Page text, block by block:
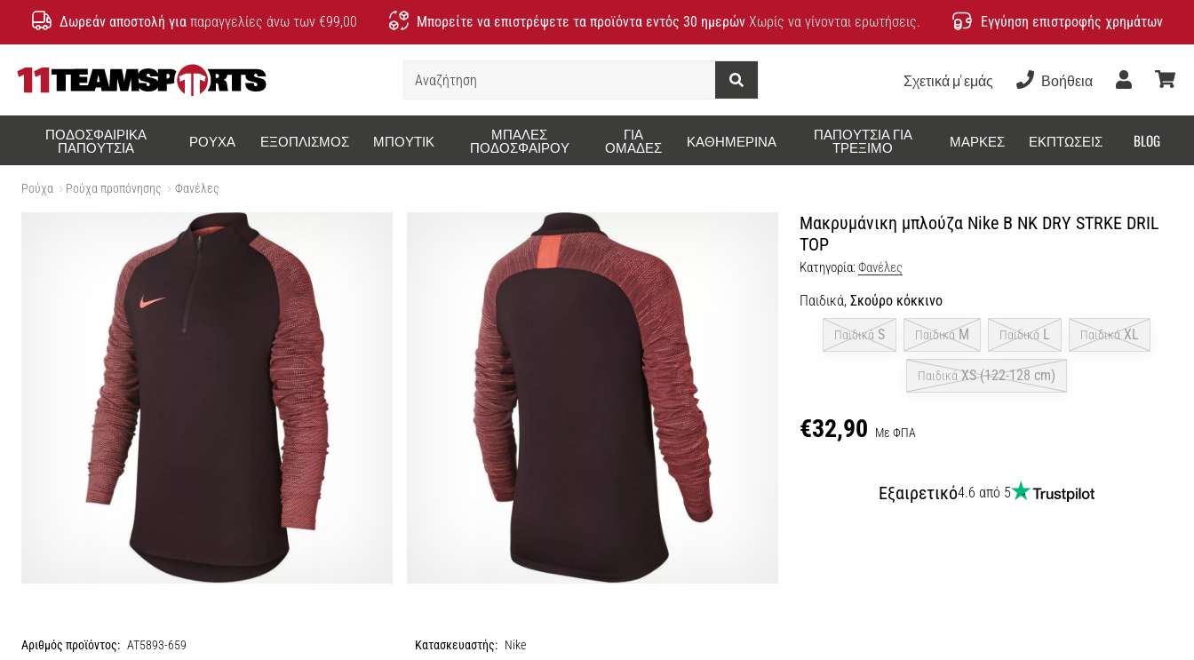
Δωρεάν αποστολή για παραγγελίες άνω των €99,00 Μπορείτε να επιστρέψετε τα προϊόντα εντός 30 ημερών Χωρίς να γίνονται ερωτήσεις. Εγγύηση επιστροφής χρημάτων
Αναζήτηση
Σχετικά μ' εμάς Βοήθεια
Χρήστης
ΠΟΔΟΣΦΑΙΡΙΚΆ
ΠΑΠΟΎΤΣΙΑ ΡΟΎΧΑ ΕΞΟΠΛΙΣΜΌΣ ΜΠΟΥΤΊΚ ΜΠΆΛΕΣ
ΠΟΔΟΣΦΑΊΡΟΥ
ΓΙΑ
ΟΜΆΔΕΣ ΚΑΘΗΜΕΡΙΝΆ ΠΑΠΟΎΤΣΙΑ ΓΙΑ
ΤΡΈΞΙΜΟ ΜΆΡΚΕΣ ΕΚΠΤΏΣΕΙΣ BLOG
Ρούχα Ρούχα προπόνησης Φανέλες
Μακρυμάνικη μπλούζα Nike B NK DRY STRKE DRIL
TOP
Κατηγορία:Φανέλες
Παιδικά, Σκούρο κόκκινο
Παιδικά S Παιδικά M Παιδικά L Παιδικά XL
Παιδικά XS (122-128 cm)
€32,90 Με ΦΠΑ
Εξαιρετικό4.6 από 5
Αριθμός προϊόντος: AT5893-659 Κατασκευαστής: Nike